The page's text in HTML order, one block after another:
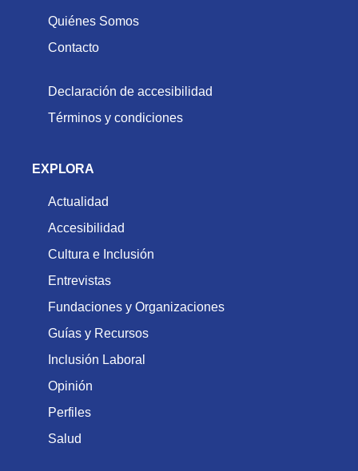
Quiénes Somos
Contacto
Declaración de accesibilidad
Términos y condiciones
EXPLORA
Actualidad
Accesibilidad
Cultura e Inclusión
Entrevistas
Fundaciones y Organizaciones
Guías y Recursos
Inclusión Laboral
Opinión
Perfiles
Salud